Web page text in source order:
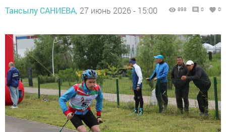
Тансылу САНИЕВА, 27 июнь 2026 - 15:00 898 0 0